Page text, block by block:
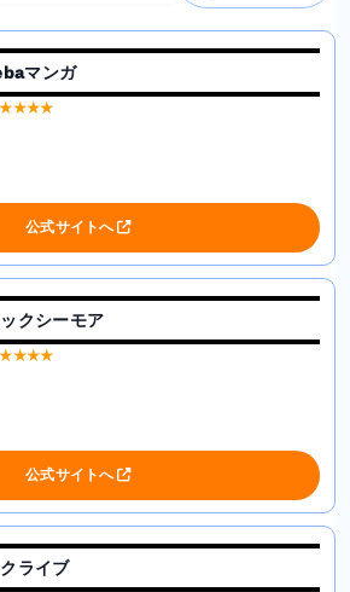
マンガ
公式サイトへ
クシーモア
公式サイトへ
ライブ